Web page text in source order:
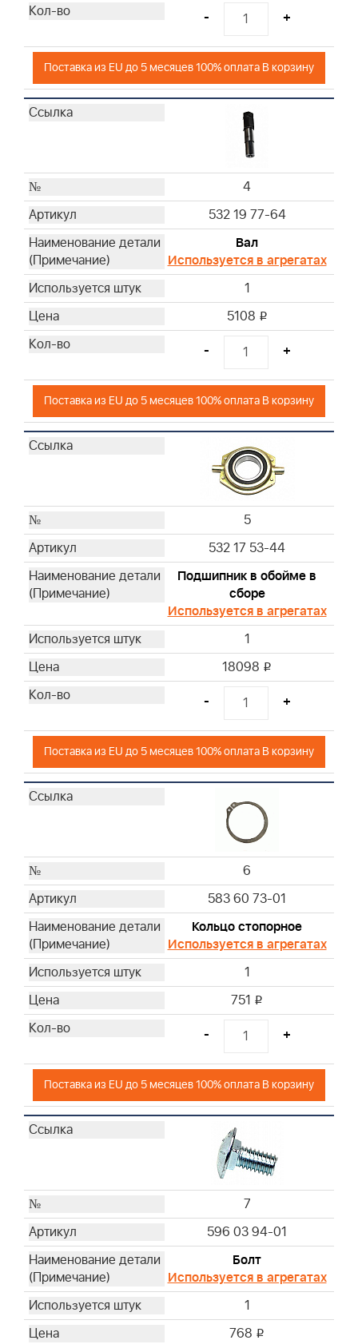
- +
Поставка из EU до 5 месяцев 100% оплата В корзину
4
532 19 77-64
Вал
Используется в агрегатах
1
5108 i
- +
Поставка из EU до 5 месяцев 100% оплата В корзину
5
532 17 53-44
Подшипник в обойме в
сборе
Используется в агрегатах
1
18098 i
- +
Поставка из EU до 5 месяцев 100% оплата В корзину
6
583 60 73-01
Кольцо стопорное
Используется в агрегатах
1
751 i
- +
Поставка из EU до 5 месяцев 100% оплата В корзину
7
596 03 94-01
Болт
Используется в агрегатах
1
768 i